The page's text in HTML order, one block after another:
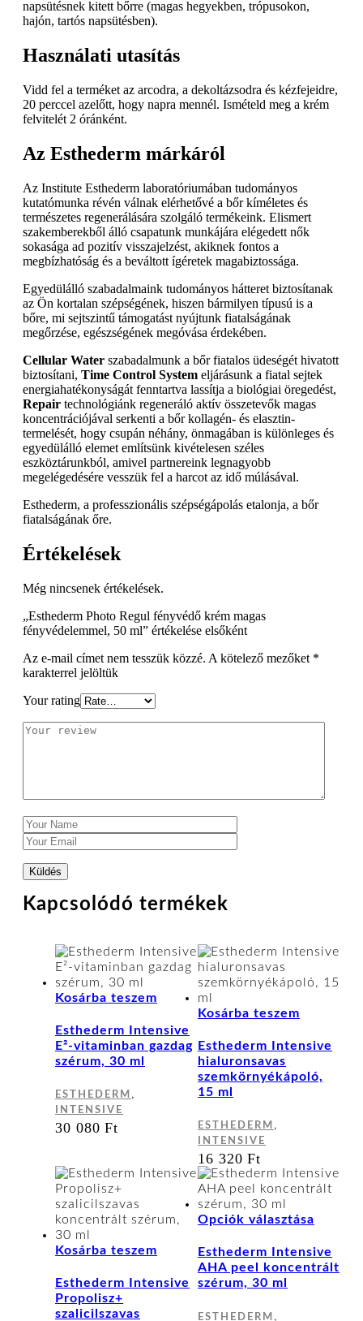
napsütésnek kitett bőrre (magas hegyekben, trópusokon,
hajón, tartós napsütésben).
Használati utasítás
Vidd fel a terméket az arcodra, a dekoltázsodra és kézfejeidre,
20 perccel azelőtt, hogy napra mennél. Ismételd meg a krém
felvitelét 2 óránként.
Az Esthederm márkáról
Az Institute Esthederm laboratóriumában tudományos
kutatómunka révén válnak elérhetővé a bőr kíméletes és
természetes regenerálására szolgáló termékeink. Elismert
szakemberekből álló csapatunk munkájára elégedett nők
sokasága ad pozitív visszajelzést, akiknek fontos a
megbízhatóság és a beváltott ígéretek magabiztossága.
Egyedülálló szabadalmaink tudományos hátteret biztosítanak
az Ön kortalan szépségének, hiszen bármilyen típusú is a
bőre, mi sejtszintű támogatást nyújtunk fiatalságának
megőrzése, egészségének megóvása érdekében.
Cellular Water szabadalmunk a bőr fiatalos üdeségét hivatott
biztosítani, Time Control System eljárásunk a fiatal sejtek
energiahatékonyságát fenntartva lassítja a biológiai öregedést,
Repair technológiánk regeneráló aktív összetevők magas
koncentrációjával serkenti a bőr kollagén- és elasztin-
termelését, hogy csupán néhány, önmagában is különleges és
egyedülálló elemet említsünk kivételesen széles
eszköztárunkból, amivel partnereink legnagyobb
megelégedésére vesszük fel a harcot az idő múlásával.
Esthederm, a professzionális szépségápolás etalonja, a bőr
fiatalságának őre.
Értékelések
Még nincsenek értékelések.
„Esthederm Photo Regul fényvédő krém magas
fényvédelemmel, 50 ml” értékelése elsőként
Az e-mail címet nem tesszük közzé. A kötelező mezőket *
karakterrel jelöltük
Your rating
Kapcsolódó termékek
Kosárba teszem
Esthederm Intensive
E²-vitaminban gazdag
szérum, 30 ml
ESTHEDERM ,
INTENSIVE
30 080Ft
Kosárba teszem
Esthederm Intensive
hialuronsavas
szemkörnyékápoló,
15 ml
ESTHEDERM ,
INTENSIVE
16 320Ft
Kosárba teszem
Esthederm Intensive
Propolisz+
szalicilszavas
Opciók választása
több
Esthederm Intensive
AHA peel koncentrált
szérum, 30 ml
ESTHEDERM ,